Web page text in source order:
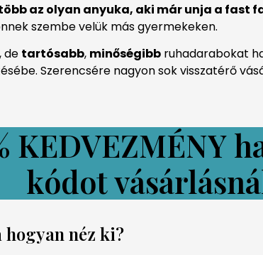
az olyan anyuka, aki már unja a fast
szembe velük más gyermekeken.
de tartósabb, minőségibb ruhadarabokat
Szerencsére nagyon sok visszatérő
KEDVEZMÉNY
kódot
néz ki?